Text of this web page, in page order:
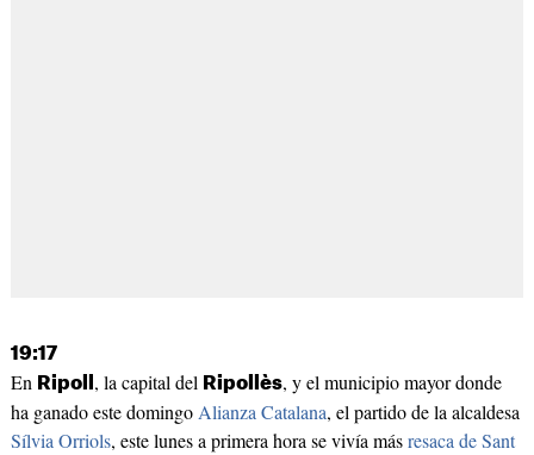
19:17
En Ripoll , la capital del Ripollès, y el municipio mayor donde
ha ganado este domingoAlianza Catalana, el partido de la alcaldesa
Sílvia Orriols, este lunes a primera hora se vivía másresaca de Sant